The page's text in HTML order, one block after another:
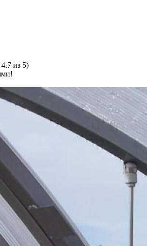
4.7 из 5)